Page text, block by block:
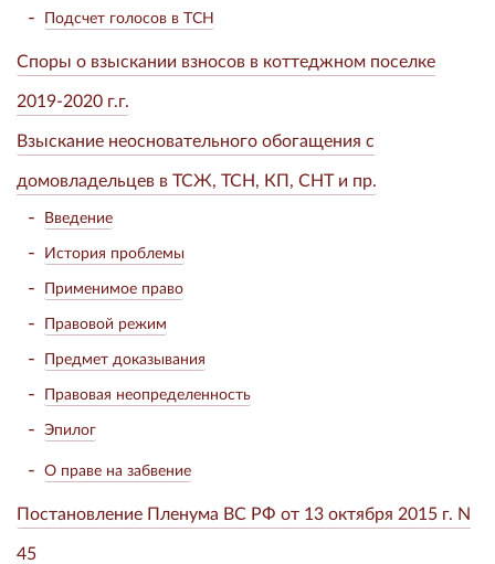
Подсчет голосов в ТСН
Споры о взыскании взносов в коттеджном поселке
2019-2020 г.г.
Взыскание неосновательного обогащения с
домовладельцев в ТСЖ, ТСН, КП, СНТ и пр.
Введение
История проблемы
Применимое право
Правовой режим
Предмет доказывания
Правовая неопределенность
Эпилог
О праве на забвение
Постановление Пленума ВС РФ от 13 октября 2015 г. N
45